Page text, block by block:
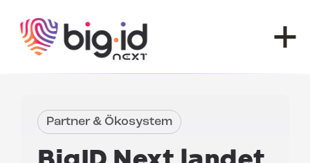
Partner & Ökosystem